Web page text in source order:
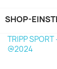
SHOP-
TRIPP
@2024